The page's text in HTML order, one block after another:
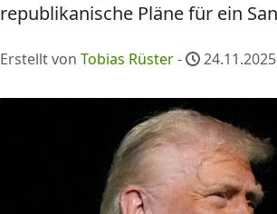
republikanische Pläne für ein
Erstellt von Tobias Rüster-